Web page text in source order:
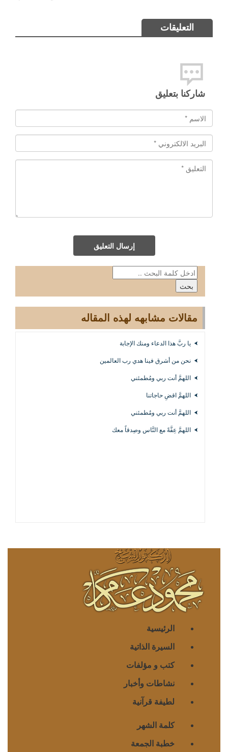
التعليقات
شاركنا بتعليق
إرسال التعليق
مقالات مشابهه لهذه المقاله
يا ربَّ هذا الدعاء ومنك الإجابة
نحن من أشرق فينا هدي رب العالمين
اللهمَّ أنت ربي ومُطمئني
اللهمَّ اقضِ حاجاتنا
اللهمَّ أنت ربي ومُطمئني
اللهمَّ عِفَّةً مع النَّاس وصِدقاً معك
الرئيسية
السيرة الذاتية
كتب و مؤلفات
نشاطات وأخبار
لطيفة قرآنية
كلمة الشهر
خطبة الجمعة